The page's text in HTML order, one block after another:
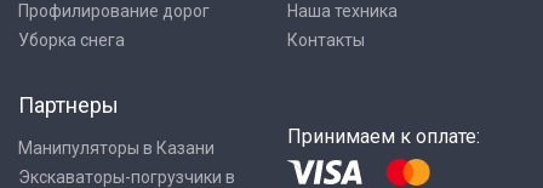
Профилирование дорог
Уборка снега
Наша техника
Контакты
Партнеры
Манипуляторы в Казани
Экскаваторы-погрузчики в
Принимаем к оплате: